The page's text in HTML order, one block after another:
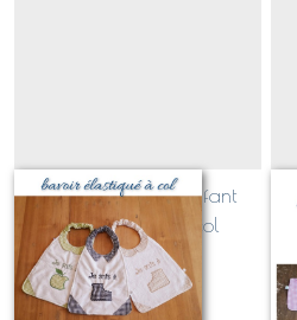
bavoir élastiqué enfant
version vichy à col
Sur demande